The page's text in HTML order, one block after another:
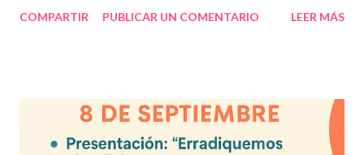
descargable en PDF, diseñado para docentes que buscan
frecuentes Beneficios de utilizar estos exámenes trimestrales
Evaluaciones alineadas al programa oficial. Formato optimizado
COMPARTIR PUBLICAR UN COMENTARIO LEER MÁS